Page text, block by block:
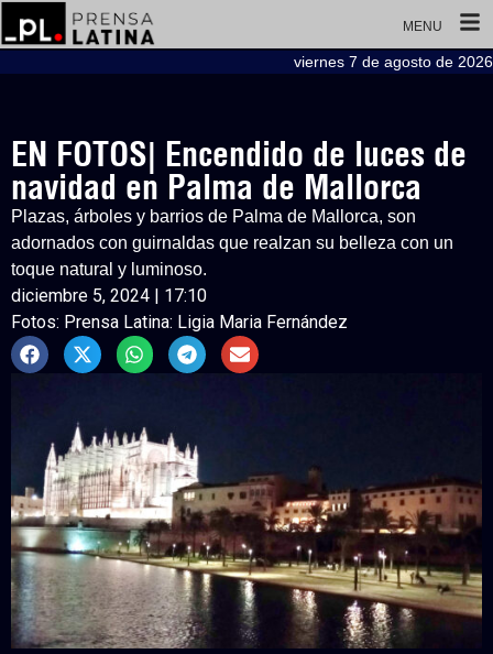
MENU
viernes 7 de agosto de 2026
EN FOTOS| Encendido de luces de
navidad en Palma de Mallorca
Plazas, árboles y barrios de Palma de Mallorca, son
adornados con guirnaldas que realzan su belleza con un
toque natural y luminoso.
diciembre 5, 2024 | 17:10
Fotos: Prensa Latina: Ligia Maria Fernández